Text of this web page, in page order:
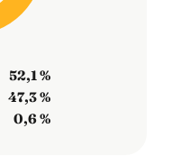
52,1 %
47,3 %
0,6 %